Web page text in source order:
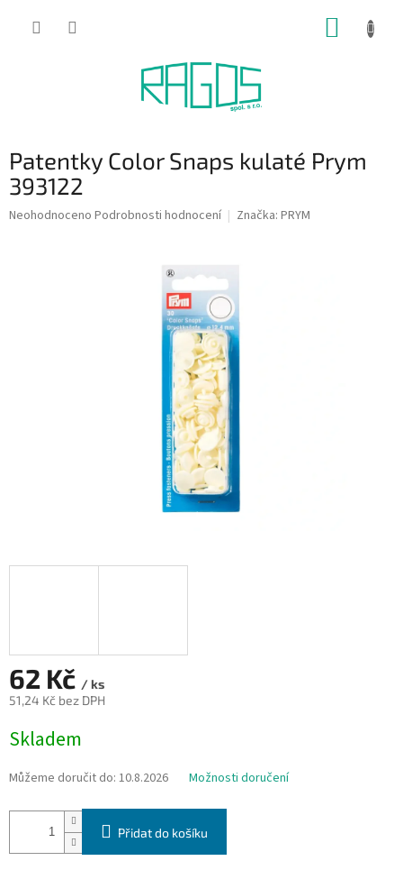
Patentky Color Snaps kulaté Prym
393122
Průměrné
Neohodnoceno Podrobnosti hodnocení Značka: PRYM
62 Kč / ks
51,24 Kč bez DPH
cena:
Skladem
Můžeme doručit do: 10.8.2026 Možnosti doručení
Přidat do košíku